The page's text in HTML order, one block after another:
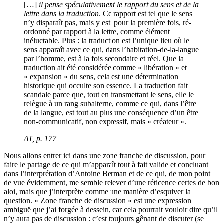
[…] il pense spéculativement le rapport du sens et de la
lettre dans la traduction. Ce rapport est tel que le sens
n’y disparaît pas, mais y est, pour la première fois, ré-
ordonné par rapport à la lettre, comme élément
inéluctable. Plus : la traduction est l’unique lieu où le
sens apparaît avec ce qui, dans l’habitation-de-la-langue
par l’homme, est à la fois secondaire et réel. Que la
traduction ait été considérée comme « libération » et
« expansion » du sens, cela est une détermination
historique qui occulte son essence. La traduction fait
scandale parce que, tout en transmettant le sens, elle le
relègue à un rang subalterne, comme ce qui, dans l’être
de la langue, est tout au plus une conséquence d’un être
non-communicatif, non expressif, mais « créateur ».
AT, p. 177
Nous allons entrer ici dans une zone franche de discussion, pour
faire le partage de ce qui m’apparaît tout à fait valide et concluant
dans l’interprétation d’Antoine Berman et de ce qui, de mon point
de vue évidemment, me semble relever d’une réticence certes de bon
aloi, mais que j’interprète comme une manière d’esquiver la
question. « Zone franche de discussion » est une expression
ambiguë que j’ai forgée à dessein, car cela pourrait vouloir dire qu’il
n’y aura pas de discussion : c’est toujours gênant de discuter (se